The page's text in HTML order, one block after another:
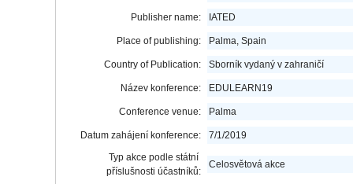
Publisher name: IATED
Place of publishing: Palma, Spain
Country of Publication: Sborník vydaný v zahraničí
Název konference: EDULEARN19
Conference venue: Palma
Datum zahájení konference:
7/1/2019
Typ akce podle státní
příslušnosti účastníků:
Celosvětová akce